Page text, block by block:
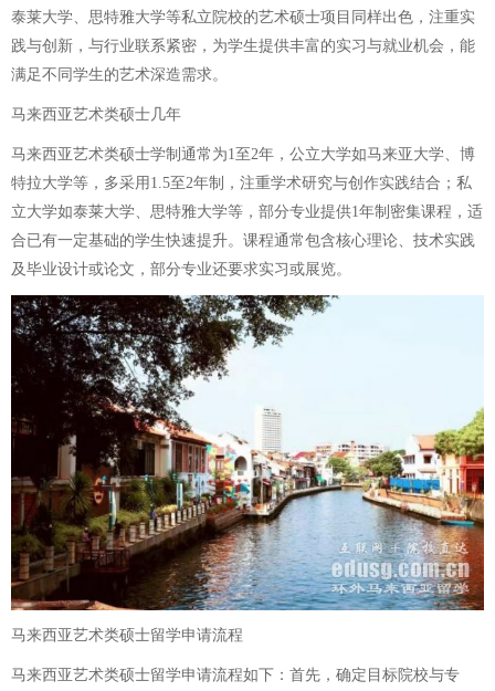
泰莱大学、思特雅大学等私立院校的艺术硕士项目同样出色，注重实
践与创新，与行业联系紧密，为学生提供丰富的实习与就业机会，能
满足不同学生的艺术深造需求。
马来西亚艺术类硕士几年
马来西亚艺术类硕士学制通常为1至2年，公立大学如马来亚大学、博
特拉大学等，多采用1.5至2年制，注重学术研究与创作实践结合；私
立大学如泰莱大学、思特雅大学等，部分专业提供1年制密集课程，适
合已有一定基础的学生快速提升。课程通常包含核心理论、技术实践
及毕业设计或论文，部分专业还要求实习或展览。
马来西亚艺术类硕士留学申请流程
马来西亚艺术类硕士留学申请流程如下：首先，确定目标院校与专